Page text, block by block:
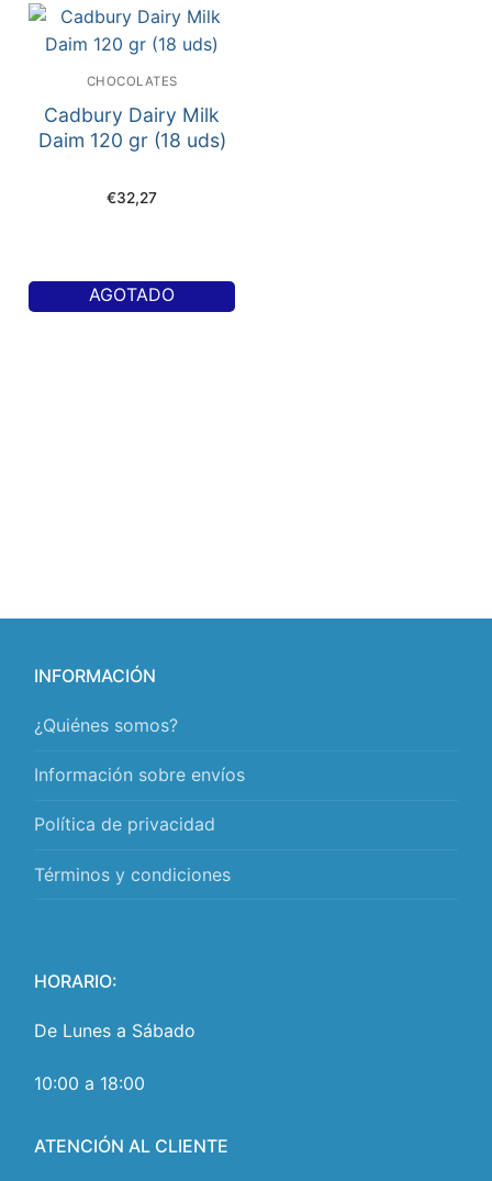
CHOCOLATES
Cadbury Dairy Milk
Daim 120 gr (18 uds)
€32,27
AGOTADO
INFORMACIÓN
¿Quiénes somos?
Información sobre envíos
Política de privacidad
Términos y condiciones
HORARIO:
De Lunes a Sábado
10:00 a 18:00
ATENCIÓN AL CLIENTE